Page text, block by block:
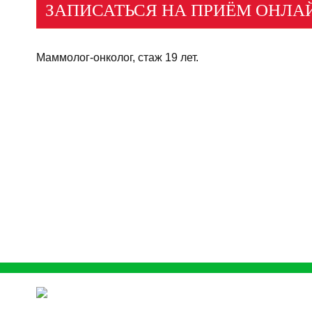
ЗАПИСАТЬСЯ НА ПРИЁМ
Маммолог-онколог, стаж 19 лет.